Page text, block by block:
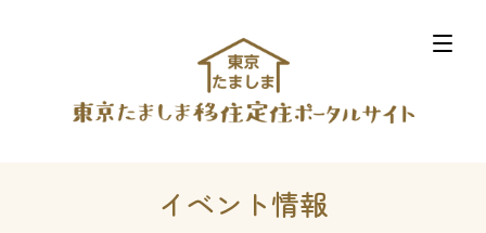
イベント情報